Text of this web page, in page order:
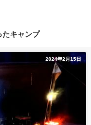
たキャンプ
2024年2月15日